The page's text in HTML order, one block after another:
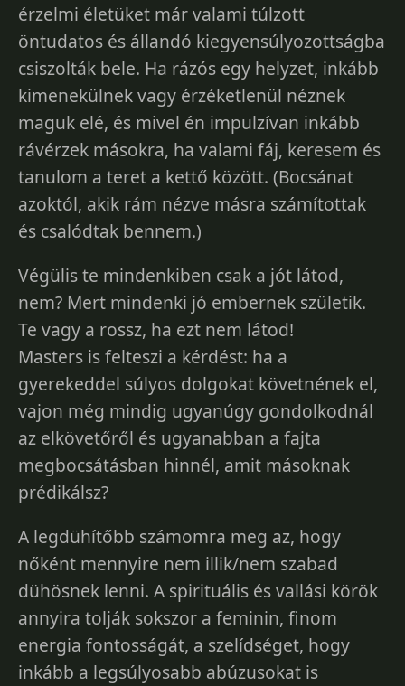
érzelmi életüket már valami túlzott
öntudatos és állandó kiegyensúlyozottságba
csiszolták bele. Ha rázós egy helyzet, inkább
kimenekülnek vagy érzéketlenül néznek
maguk elé, és mivel én impulzívan inkább
rávérzek másokra, ha valami fáj, keresem és
tanulom a teret a kettő között. (Bocsánat
azoktól, akik rám nézve másra számítottak
és csalódtak bennem.)
Végülis te mindenkiben csak a jót látod,
nem? Mert mindenki jó embernek születik.
Te vagy a rossz, ha ezt nem látod!
Masters is felteszi a kérdést: ha a
gyerekeddel súlyos dolgokat követnének el,
vajon még mindig ugyanúgy gondolkodnál
az elkövetőről és ugyanabban a fajta
megbocsátásban hinnél, amit másoknak
prédikálsz?
A legdühítőbb számomra meg az, hogy
nőként mennyire nem illik/nem szabad
dühösnek lenni. A spirituális és vallási körök
annyira tolják sokszor a feminin, finom
energia fontosságát, a szelídséget, hogy
inkább a legsúlyosabb abúzusokat is